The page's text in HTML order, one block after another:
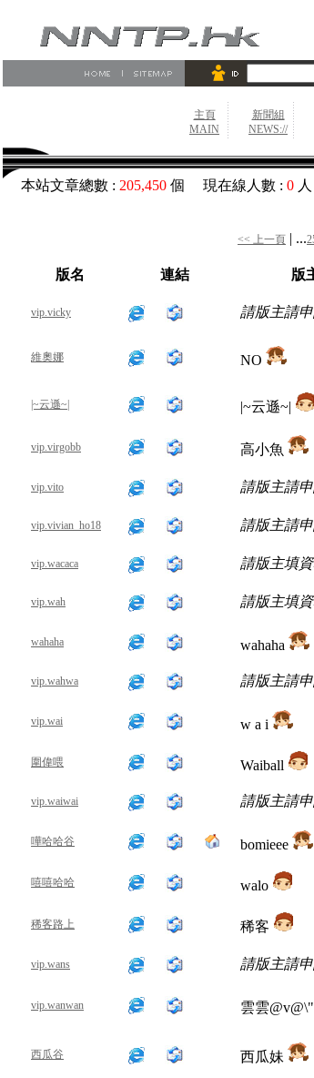
主頁
MAIN
新聞組
NEWS://
本站文章總數 : 205,450 個 現在線人數 : 0
<< 上一頁 | ...
版名 連結 版
vip.vicky 請版主請
維奧娜 NO
|~云遜~| |~云遜~|
vip.virgobb 高小魚
vip.vito 請版主請
vip.vivian_ho18 請版主請
vip.wacaca 請版主填資
vip.wah 請版主填資
wahaha wahaha
vip.wahwa 請版主請
vip.wai w a i
圍偉喂 Waiball
vip.waiwai 請版主請
嘩哈哈谷 bomieee
嘻嘻哈哈 walo
稀客路上 稀客
vip.wans 請版主請
vip.wanwan 雲雲@v@\"
西瓜谷 西瓜妹